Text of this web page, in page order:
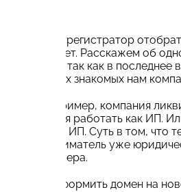
Может ли регистратор
имя? Может. Расскажем об
ситуации, так как в последнее
нескольких знакомых нам
Итак, например, компания
продолжая работать как ИП.
закрывает ИП. Суть в том, что
предприниматель уже
что был вчера.
Но переоформить домен на